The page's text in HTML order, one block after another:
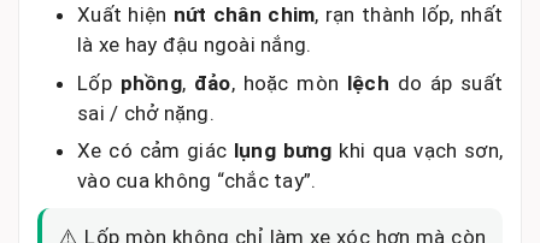
Xuất hiện nứt chân chim, rạn thành lốp, nhất
là xe hay đậu ngoài nắng.
Lốp phồng, đảo, hoặc mòn lệch do áp suất
sai / chở nặng.
Xe có cảm giác lụng bưng khi qua vạch sơn,
vào cua không “chắc tay”.
⚠️ Lốp mòn không chỉ làm xe xóc hơn mà còn